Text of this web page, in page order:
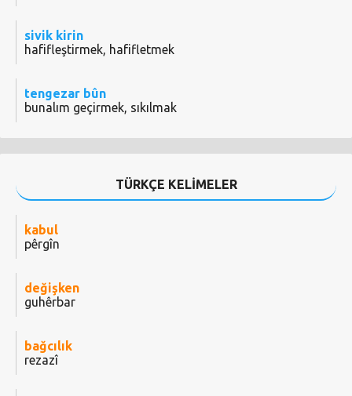
sivik kirin
hafifleştirmek, hafifletmek
tengezar bûn
bunalım geçirmek, sıkılmak
TÜRKÇE KELİMELER
kabul
pêrgîn
değişken
guhêrbar
bağcılık
rezazî